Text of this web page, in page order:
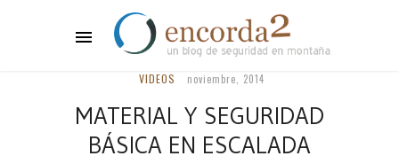
VIDEOS noviembre, 2014
MATERIAL Y SEGURIDAD
BÁSICA EN ESCALADA